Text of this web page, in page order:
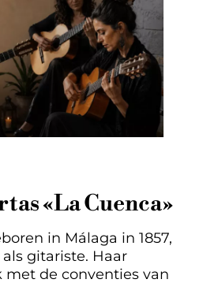
«La Cuenca»
in Málaga in 1857,
gitariste. Haar
de conventies van